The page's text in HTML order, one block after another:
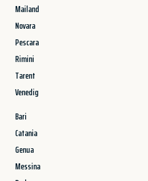
Mailand
Novara
Pescara
Rimini
Tarent
Venedig
Bari
Catania
Genua
Messina